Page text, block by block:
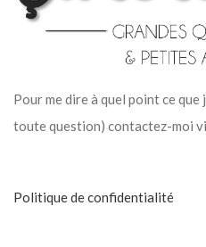
Pour me dire à quel point ce
toute question) contactez-moi
Politique de confidentialité